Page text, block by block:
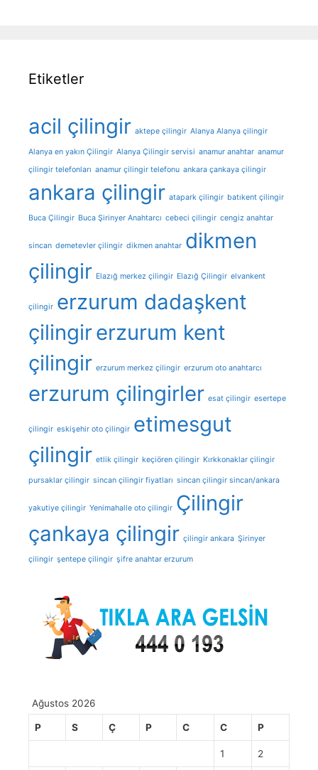
Etiketler
acil çilingir aktepe çilingir Alanya Alanya çilingir
Alanya en yakın Çilingir Alanya Çilingir servisi anamur anahtar anamur
çilingir telefonları anamur çilingir telefonu ankara çankaya çilingir
ankara çilingir atapark çilingir batıkent çilingir
Buca Çilingir Buca Şirinyer Anahtarcı cebeci çilingir cengiz anahtar
sincan demetevler çilingir dikmen anahtar dikmen
çilingir Elazığ merkez çilingir Elazığ Çilingir elvankent
çilingir erzurum dadaşkent
çilingirerzurum kent
çilingir erzurum merkez çilingir erzurum oto anahtarcı
erzurum çilingirler esat çilingir esertepe
çilingir eskişehir oto çilingir etimesgut
çilingir etlik çilingir keçiören çilingir Kırkkonaklar çilingir
pursaklar çilingir sincan çilingir fiyatları sincan çilingir sincan/ankara
yakutiye çilingir Yenimahalle oto çilingir Çilingir
çankaya çilingir çilingir ankara Şirinyer
çilingir şentepe çilingir şifre anahtar erzurum
Ağustos 2026
P S Ç P C C P
1 2